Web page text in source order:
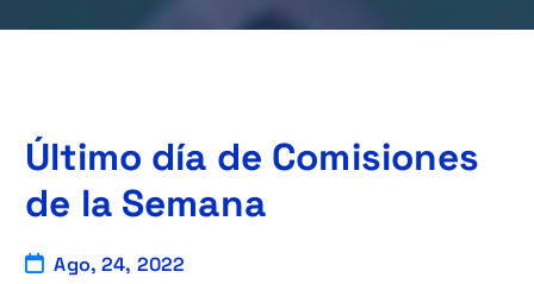
Último día de Comisiones
de la Semana
Ago, 24, 2022